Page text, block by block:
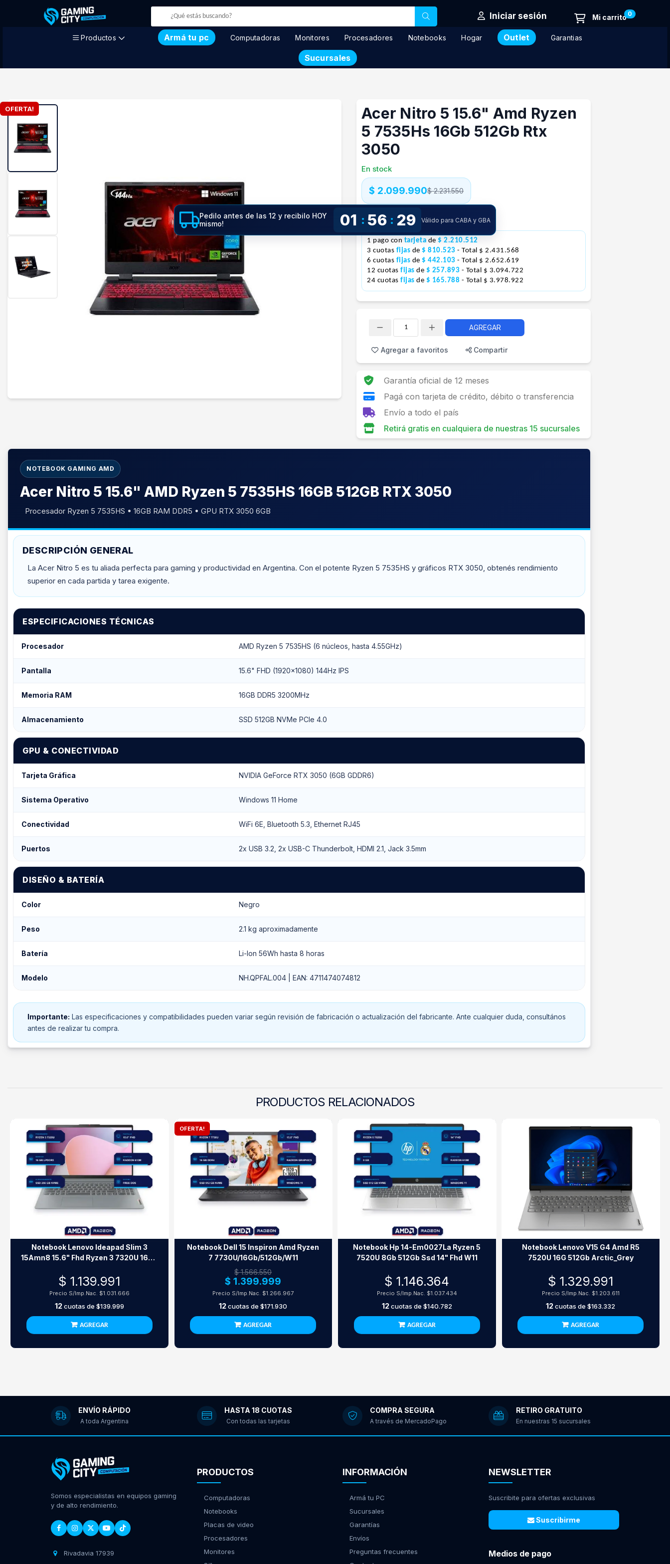
Iniciar sesión 0
Productos Armá tu pc Computadoras Monitores Procesadores Notebooks Hogar Outlet Garantias
Sucursales
OFERTA!
Acer Nitro 5 15.6" Amd Ryzen
5 7535Hs 16Gb 512Gb Rtx
3050
En stock
$ 2.231.550
$ 2.099.990
Precio S/Imp.Nac.$1.900.443
1 pago con tarjeta de $ 2.210.512
3 cuotas fijas de $ 810.523 - Total $ 2.431.568
6 cuotas fijas de $ 442.103 - Total $ 2.652.619
12 cuotas fijas de $ 257.893 - Total $ 3.094.722
24 cuotas fijas de $ 165.788 - Total $ 3.978.922
Pedilo antes de las 12 y recibilo HOY
mismo!
01 : 56 : 28 Válido para CABA y GBA
AGREGAR
Agregar a favoritos Compartir
Garantía oficial de 12 meses
Pagá con tarjeta de crédito, débito o transferencia
Envío a todo el país
Retirá gratis en cualquiera de nuestras 15 sucursales
NOTEBOOK GAMING AMD
Acer Nitro 5 15.6" AMD Ryzen 5 7535HS 16GB 512GB RTX 3050
Procesador Ryzen 5 7535HS • 16GB RAM DDR5 • GPU RTX 3050 6GB
DESCRIPCIÓN GENERAL
La Acer Nitro 5 es tu aliada perfecta para gaming y productividad en Argentina. Con el potente Ryzen 5 7535HS y gráficos RTX 3050, obtenés rendimiento
superior en cada partida y tarea exigente.
ESPECIFICACIONES TÉCNICAS
Procesador AMD Ryzen 5 7535HS (6 núcleos, hasta 4.55GHz)
Pantalla 15.6" FHD (1920x1080) 144Hz IPS
Memoria RAM 16GB DDR5 3200MHz
Almacenamiento SSD 512GB NVMe PCIe 4.0
GPU & CONECTIVIDAD
Tarjeta Gráfica NVIDIA GeForce RTX 3050 (6GB GDDR6)
Sistema Operativo Windows 11 Home
Conectividad WiFi 6E, Bluetooth 5.3, Ethernet RJ45
Puertos 2x USB 3.2, 2x USB-C Thunderbolt, HDMI 2.1, Jack 3.5mm
DISEÑO & BATERÍA
Color Negro
Peso 2.1 kg aproximadamente
Batería Li-Ion 56Wh hasta 8 horas
Modelo NH.QPFAL.004 | EAN: 4711474074812
Importante: Las especificaciones y compatibilidades pueden variar según revisión de fabricación o actualización del fabricante. Ante cualquier duda, consultános
antes de realizar tu compra.
PRODUCTOS RELACIONADOS
Notebook Lenovo Ideapad Slim 3
15Amn8 15.6" Fhd Ryzen 3 7320U 16Gb
$ 1.139.991
Precio S/Imp.Nac. $1.031.666
12cuotas de $139.999
AGREGAR
OFERTA!
Notebook Dell 15 Inspiron Amd Ryzen
7 7730U/16Gb/512Gb/W11
$ 1.566.550
$ 1.399.999
Precio S/Imp.Nac. $1.266.967
12cuotas de$171.930
AGREGAR
Notebook Hp 14-Em0027La Ryzen 5
7520U 8Gb 512Gb Ssd 14" Fhd W11
$ 1.146.364
Precio S/Imp.Nac. $1.037.434
12cuotas de $140.782
AGREGAR
Notebook Lenovo V15 G4 Amd R5
7520U 16G 512Gb Arctic_Grey
$ 1.329.991
Precio S/Imp.Nac. $1.203.611
12cuotas de$163.332
AGREGAR
ENVÍO RÁPIDO
A toda Argentina
HASTA 18 CUOTAS
Con todas las tarjetas
COMPRA SEGURA
A través de MercadoPago
RETIRO GRATUITO
En nuestras 15 sucursales
Somos especialistas en equipos gaming
y de alto rendimiento.
Rivadavia 17939
PRODUCTOS
Computadoras
Notebooks
Placas de video
Procesadores
Monitores
INFORMACIÓN
Armá tu PC
Sucursales
Garantías
Envíos
Preguntas frecuentes
NEWSLETTER
Suscribite para ofertas exclusivas
Suscribirme
Medios de pago